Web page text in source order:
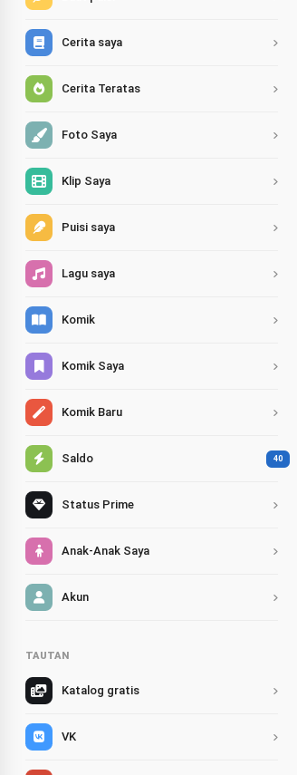
Cerita saya
Cerita Teratas
Foto Saya
Klip Saya
Puisi saya
Lagu saya
Komik
Komik Saya
Komik Baru
Saldo 40
Status Prime
Anak-Anak Saya
Akun
TAUTAN
Katalog gratis
VK